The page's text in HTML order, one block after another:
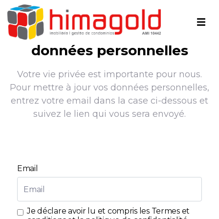
données personnelles
Votre vie privée est importante pour nous.
Pour mettre à jour vos données personnelles,
entrez votre email dans la case ci-dessous et
suivez le lien qui vous sera envoyé.
Email
Je déclare avoir lu et compris les Termes et